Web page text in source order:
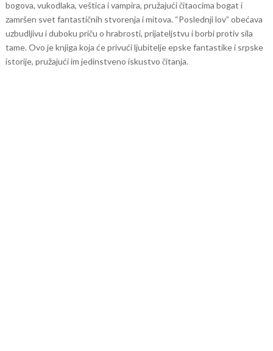
bogova, vukodlaka, veštica i vampira, pružajući čitaocima bogat i
zamršen svet fantastičnih stvorenja i mitova. “Poslednji lov” obećava
uzbudljivu i duboku priču o hrabrosti, prijateljstvu i borbi protiv sila
tame. Ovo je knjiga koja će privući ljubitelje epske fantastike i srpske
istorije, pružajući im jedinstveno iskustvo čitanja.